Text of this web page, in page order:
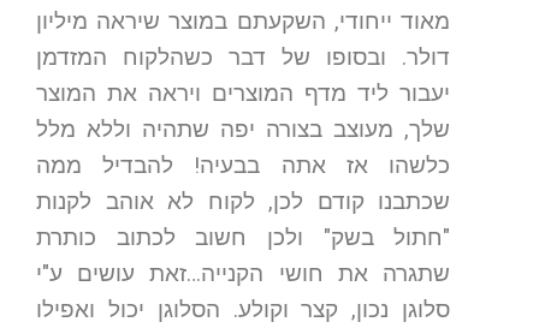
מאוד ייחודי, השקעתם במוצר שיראה מיליון
דולר. ובסופו של דבר כשהלקוח המזדמן
יעבור ליד מדף המוצרים ויראה את המוצר
שלך, מעוצב בצורה יפה שתהיה וללא מלל
כלשהו אז אתה בבעיה! להבדיל ממה
שכתבנו קודם לכן, לקוח לא אוהב לקנות
"חתול בשק" ולכן חשוב לכתוב כותרת
שתגרה את חושי הקנייה…זאת עושים ע"י
סלוגן נכון, קצר וקולע. הסלוגן יכול ואפילו